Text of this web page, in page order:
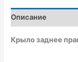
o
o
k
a
p
o
e
Описание
Крыло заднее